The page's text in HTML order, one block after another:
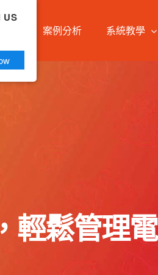
案例分析 系統教學
輕鬆管理
US